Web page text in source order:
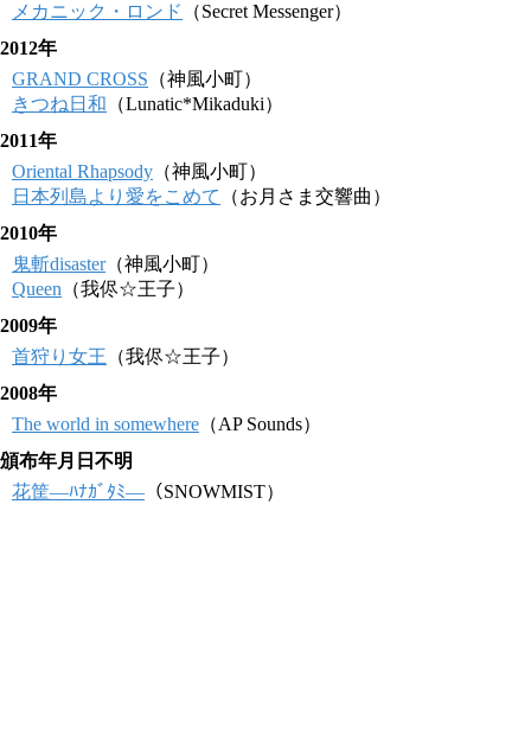
メカニック・ロンド
（Secret Messenger）
2012年
GRAND CROSS （神風小町）
きつね日和 （Lunatic*Mikaduki）
2011年
Oriental Rhapsody （神風小町）
日本列島より愛をこめて
（お月さま交響曲）
2010年
鬼斬disaster（神風小町）
Queen （我侭☆王子）
2009年
首狩り女王 （我侭☆王子）
2008年
The world in somewhere （AP Sounds）
頒布年月日不明
花筐―ﾊﾅｶﾞﾀﾐ― （SNOWMIST）